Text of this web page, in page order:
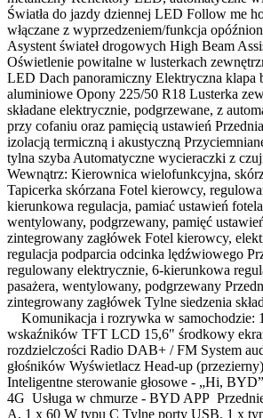
Światła do jazdy dziennej LED Follow me
włączane z wyprzedzeniem/funkcja
Asystent świateł drogowych High Beam
Oświetlenie powitalne w lusterkach
LED Dach panoramiczny Elektryczna klapa
aluminiowe Opony 225/50 R18 Lusterka
składane elektrycznie, podgrzewane, z
przy cofaniu oraz pamięcią ustawień
izolacją termiczną i akustyczną
tylna szyba Automatyczne wycieraczki z
Wewnątrz: Kierownica wielofunkcyjna,
Tapicerka skórzana Fotel kierowcy,
kierunkowa regulacja, pamiać ustawień
wentylowany, podgrzewany, pamięć
zintegrowany zagłówek Fotel kierowcy,
regulacja podparcia odcinka lędźwiowego
regulowany elektrycznie, 6-kierunkowa
pasażera, wentylowany, podgrzewany
zintegrowany zagłówek Tylne siedzenia
Komunikacja i rozrywka w samochodzie:
wskaźników TFT LCD 15,6" środkowy
rozdzielczości Radio DAB+ / FM System
głośników Wyświetlacz Head-up
Inteligentne sterowanie głosowe - „Hi, BYD”
4G Usługa w chmurze - BYD APP
A, 1 x 60 W typu C Tylne porty USB, 1 x